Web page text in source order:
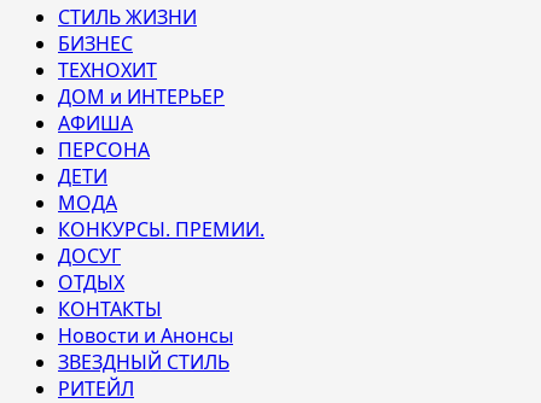
СТИЛЬ ЖИЗНИ
БИЗНЕС
ТЕХНОХИТ
ДОМ и ИНТЕРЬЕР
АФИША
ПЕРСОНА
ДЕТИ
МОДА
КОНКУРСЫ. ПРЕМИИ.
ДОСУГ
ОТДЫХ
КОНТАКТЫ
Новости и Анонсы
ЗВЕЗДНЫЙ СТИЛЬ
РИТЕЙЛ